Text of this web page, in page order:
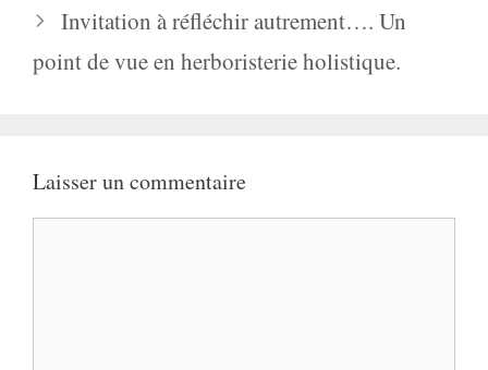
Invitation à réfléchir autrement…. Un
point de vue en herboristerie holistique.
Laisser un commentaire